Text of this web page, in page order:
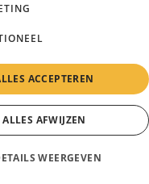
auto opkoper, auto verkopen
ACCEPTEREN
ALLES AFWIJZEN
WEERGEVEN